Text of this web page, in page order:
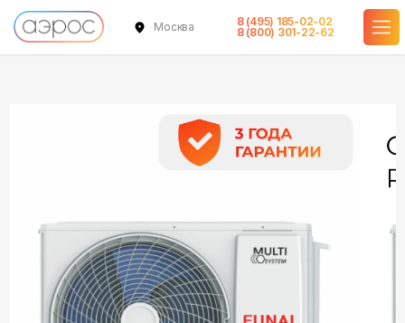
Москва
8 (495) 185-02-02
8 (800) 301-22-62
в наличии
в наличии
в наличии
в наличии
в наличии